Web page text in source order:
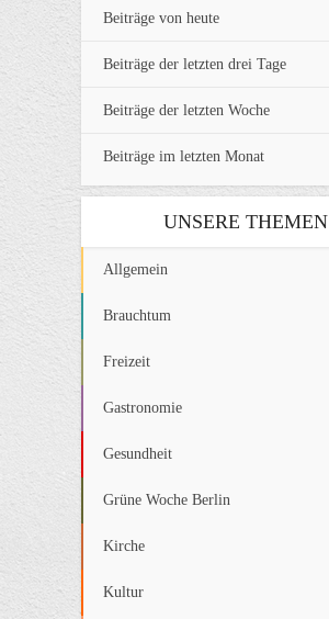
Beiträge von heute
Beiträge der letzten drei Tage
Beiträge der letzten Woche
Beiträge im letzten Monat
UNSERE THEMEN
Allgemein
Brauchtum
Freizeit
Gastronomie
Gesundheit
Grüne Woche Berlin
Kirche
Kultur